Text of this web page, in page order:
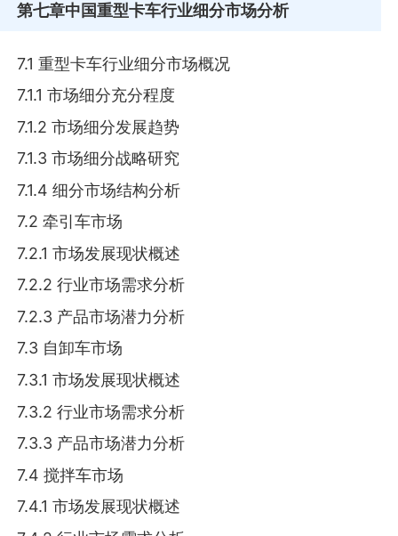
第七章中国重型卡车行业细分市场分析
7.1 重型卡车行业细分市场概况
7.1.1 市场细分充分程度
7.1.2 市场细分发展趋势
7.1.3 市场细分战略研究
7.1.4 细分市场结构分析
7.2 牵引车市场
7.2.1 市场发展现状概述
7.2.2 行业市场需求分析
7.2.3 产品市场潜力分析
7.3 自卸车市场
7.3.1 市场发展现状概述
7.3.2 行业市场需求分析
7.3.3 产品市场潜力分析
7.4 搅拌车市场
7.4.1 市场发展现状概述